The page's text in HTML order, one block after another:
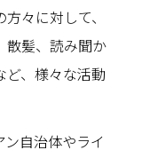
々に対して、
散髪、読み聞か
ど、様々な活動
自治体やライ